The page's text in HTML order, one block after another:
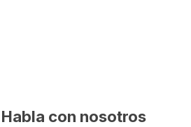
Habla con nosotros